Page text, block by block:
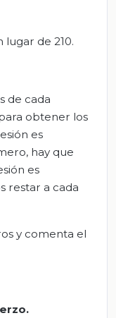
de 210.
de cada
obtener los
es
hay que
es
restar a cada
y comenta el